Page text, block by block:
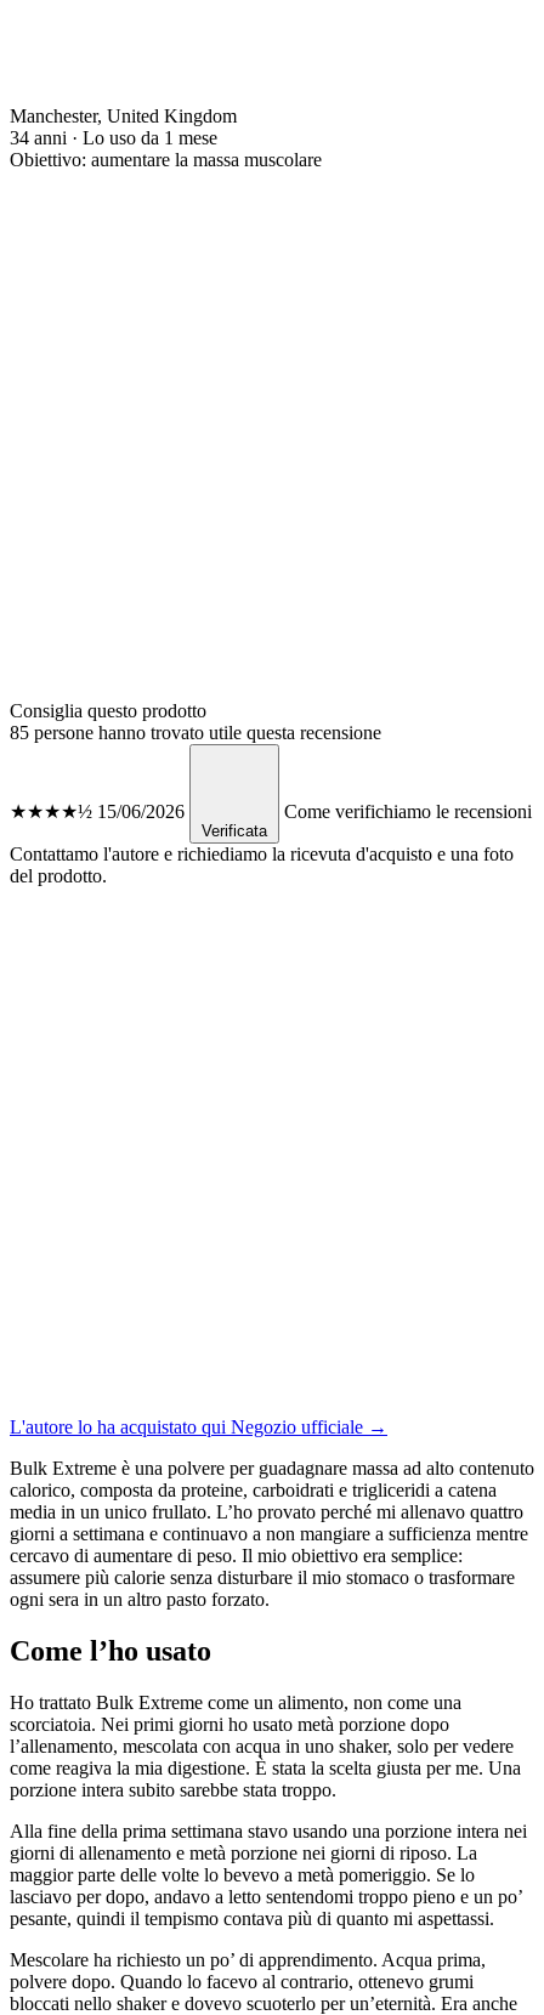
Manchester, United Kingdom
34 anni · Lo uso da 1 mese
Obiettivo: aumentare la massa muscolare
Consiglia questo prodotto
85 persone hanno trovato utile questa recensione
★★★★½ 15/06/2026
Verificata
Come verifichiamo le recensioni
Contattamo l'autore e richiediamo la ricevuta d'acquisto e una foto
del prodotto.
L'autore lo ha acquistato qui Negozio ufficiale →
Bulk Extreme è una polvere per guadagnare massa ad alto contenuto
calorico, composta da proteine, carboidrati e trigliceridi a catena
media in un unico frullato. L’ho provato perché mi allenavo quattro
giorni a settimana e continuavo a non mangiare a sufficienza mentre
cercavo di aumentare di peso. Il mio obiettivo era semplice:
assumere più calorie senza disturbare il mio stomaco o trasformare
ogni sera in un altro pasto forzato.
Come l’ho usato
Ho trattato Bulk Extreme come un alimento, non come una
scorciatoia. Nei primi giorni ho usato metà porzione dopo
l’allenamento, mescolata con acqua in uno shaker, solo per vedere
come reagiva la mia digestione. È stata la scelta giusta per me. Una
porzione intera subito sarebbe stata troppo.
Alla fine della prima settimana stavo usando una porzione intera nei
giorni di allenamento e metà porzione nei giorni di riposo. La
maggior parte delle volte lo bevevo a metà pomeriggio. Se lo
lasciavo per dopo, andavo a letto sentendomi troppo pieno e un po’
pesante, quindi il tempismo contava più di quanto mi aspettassi.
Mescolare ha richiesto un po’ di apprendimento. Acqua prima,
polvere dopo. Quando lo facevo al contrario, ottenevo grumi
bloccati nello shaker e dovevo scuoterlo per un’eternità. Era anche